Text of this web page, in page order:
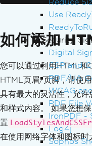
Reduce
Use
Security,
Digital
CSP and
PDF/UA
WCAG
PDF File
IronPDF -
Log4j
Sophos
LeftText
=
ml-title}" ,
RightText
=
f-title}"
,
};
如何添加
您可以通过利用HTML和
HTML页眉/页脚，请使用
具有最大的灵活性，允
和样式内容。 如果您想
置
在使用网络字体和图标时